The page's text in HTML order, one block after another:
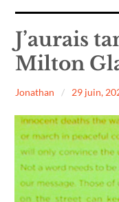
A propos
Mentions légales
J’aurais
Milton
Jonathan 29 juin,